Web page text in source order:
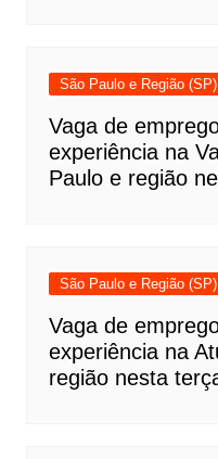
São Paulo e Região (SP)
Vaga de
experiência na
Paulo e região
São Paulo e Região (SP)
Vaga de
experiência na
região nesta